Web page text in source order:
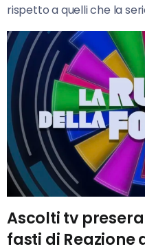
rispetto a quelli che la
Ascolti tv
fasti di Reazione